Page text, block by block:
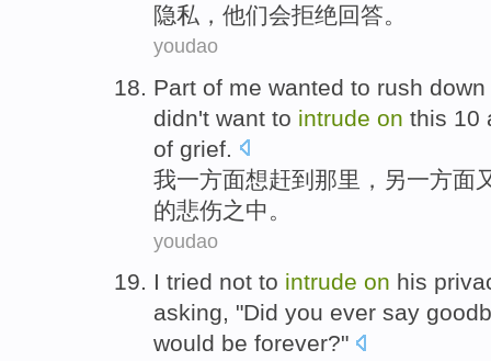
隐私，他们会拒绝回答。
youdao
Part of me wanted to rush down
didn't want to intrude on this 10
of grief
我一方面想赶到那里 ， 另一方面
的悲伤之中。
youdao
I tried not to intrude on his
asking, "Did you ever say
would be forever?"